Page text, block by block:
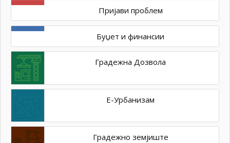
Пријави проблем
Буџет и финансии
Градежна Дозвола
Е-Урбанизам
Градежно земјиште